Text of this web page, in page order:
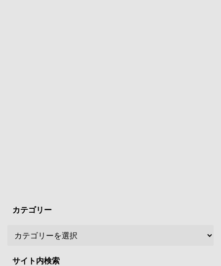
カテゴリー
サイト内検索